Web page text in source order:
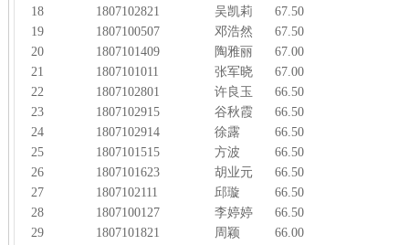
18
1807102821 吴凯莉
67.50
19
1807100507 邓浩然
67.50
20
1807101409 陶雅丽
67.00
21
1807101011 张军晓
67.00
22
1807102801 许良玉
66.50
23
1807102915 谷秋霞
66.50
24
1807102914 徐露
66.50
25
1807101515 方波
66.50
26
1807101623 胡业元
66.50
27
1807102111 邱璇
66.50
28
1807100127 李婷婷
66.50
29
1807101821 周颖
66.00